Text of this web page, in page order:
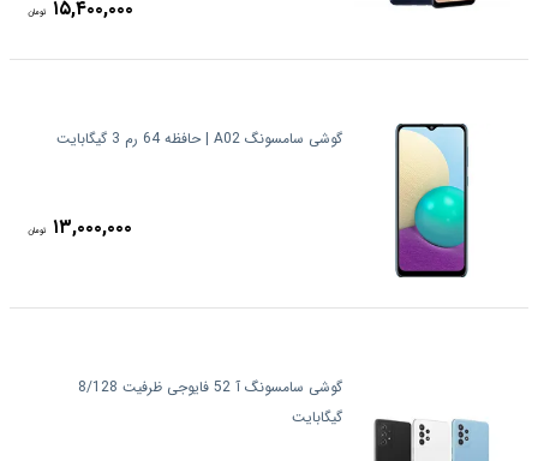
۱۵,۴۰۰,۰۰۰ تومان
گوشی سامسونگ A02 | حافظه 64 رم 3 گیگابایت
۱۳,۰۰۰,۰۰۰ تومان
گوشی سامسونگ آ 52 فایوجی ظرفیت 8/128
گیگابایت